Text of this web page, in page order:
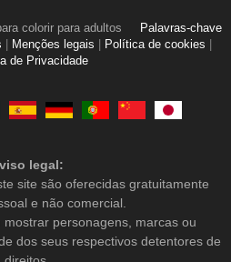
colorir para adultos
Palavras-chave
Menções legais Política de cookies
de Privacidade
legal:
site são oferecidas gratuitamente
e não comercial.
personagens, marcas ou
dos seus respectivos detentores de